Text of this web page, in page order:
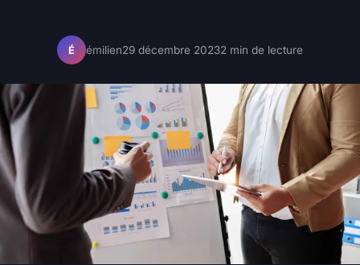
É émilien29 décembre 20232 min de lecture